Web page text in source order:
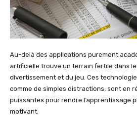
Au-delà des applications purement
artificielle trouve un terrain fertile dans le
divertissement et du jeu. Ces
comme de simples distractions, sont en
puissantes pour rendre l’apprentissage
motivant.